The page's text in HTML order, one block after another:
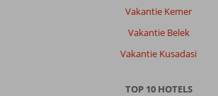
Vakantie Kemer
Vakantie Belek
Vakantie Kusadasi
TOP 10 HOTELS